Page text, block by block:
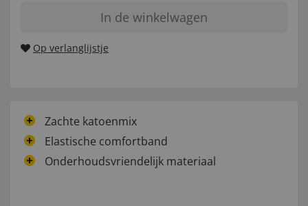
In de winkelwagen
Op verlanglijstje
Zachte katoenmix
Elastische comfortband
Onderhoudsvriendelijk materiaal